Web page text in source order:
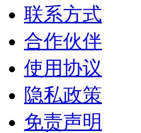
联系方式
合作伙伴
使用协议
隐私政策
免责声明